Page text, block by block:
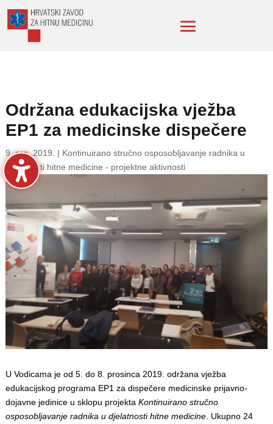
Održana edukacijska vježba
EP1 za medicinske dispečere
9. pro. 2019. | Kontinuirano stručno osposobljavanje radnika u
djelatnosti hitne medicine - projektne aktivnosti
U Vodicama je od 5. do 8. prosinca 2019. održana vježba
edukacijskog programa EP1 za dispečere medicinske prijavno-
dojavne jedinice u sklopu projekta Kontinuirano stručno
osposobljavanje radnika u djelatnosti hitne medicine. Ukupno 24